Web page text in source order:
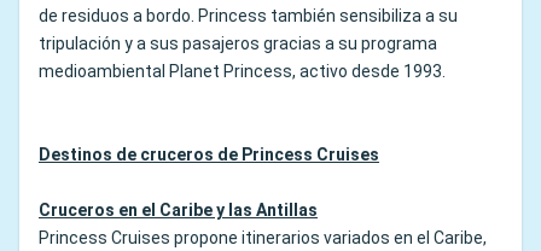
de residuos a bordo. Princess también sensibiliza a su
tripulación y a sus pasajeros gracias a su programa
medioambiental Planet Princess, activo desde 1993.
Destinos de cruceros de Princess Cruises
Cruceros en el Caribe y las Antillas
Princess Cruises propone itinerarios variados en el Caribe,